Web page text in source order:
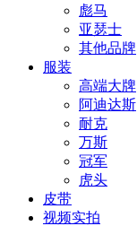
彪马
亚瑟士
其他品牌
服装
高端大牌
阿迪达斯
耐克
万斯
冠军
虎头
皮带
视频实拍